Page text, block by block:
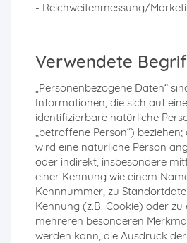
- Reichweitenmessung/
Verwendete
„Personenbezogene Daten“
Informationen, die sich auf
identifizierbare natürliche
„betroffene Person“)
wird eine natürliche Person
oder indirekt, insbesondere
einer Kennung wie einem
Kennnummer, zu
Kennung (z.B. Cookie) oder
mehreren besonderen
werden kann, die Ausdruck